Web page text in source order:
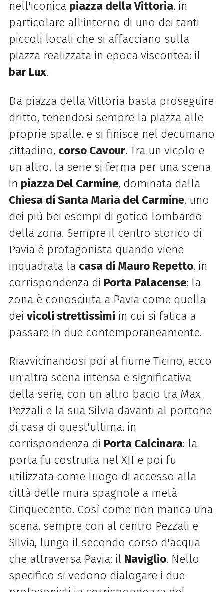
nell'iconica piazza della Vittoria, in
particolare all'interno di uno dei tanti
piccoli locali che si affacciano sulla
piazza realizzata in epoca viscontea: il
bar Lux.
Da piazza della Vittoria basta proseguire
dritto, tenendosi sempre la piazza alle
proprie spalle, e si finisce nel decumano
cittadino, corso Cavour. Tra un vicolo e
un altro, la serie si ferma per una scena
in piazza Del Carmine, dominata dalla
Chiesa di Santa Maria del Carmine, uno
dei più bei esempi di gotico lombardo
della zona. Sempre il centro storico di
Pavia è protagonista quando viene
inquadrata la casa di Mauro Repetto, in
corrispondenza di Porta Palacense: la
zona è conosciuta a Pavia come quella
dei vicoli strettissimi in cui si fatica a
passare in due contemporaneamente.
Riavvicinandosi poi al fiume Ticino, ecco
un'altra scena intensa e significativa
della serie, con un altro bacio tra Max
Pezzali e la sua Silvia davanti al portone
di casa di quest'ultima, in
corrispondenza di Porta Calcinara: la
porta fu costruita nel XII e poi fu
utilizzata come luogo di accesso alla
città delle mura spagnole a metà
Cinquecento. Così come non manca una
scena, sempre con al centro Pezzali e
Silvia, lungo il secondo corso d'acqua
che attraversa Pavia: il Naviglio. Nello
specifico si vedono dialogare i due